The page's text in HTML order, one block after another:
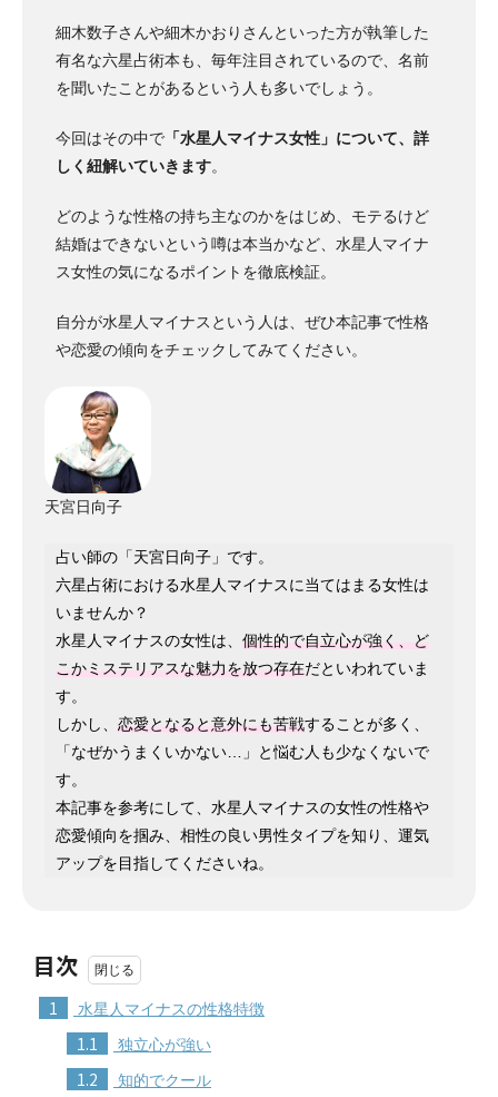
細木数子さんや細木かおりさんといった方が執筆した
有名な六星占術本も、毎年注目されているので、名前
を聞いたことがあるという人も多いでしょう。
今回はその中で 「水星人マイナス女性」について、詳
しく紐解いていきます。
どのような性格の持ち主なのかをはじめ、モテるけど
結婚はできないという噂は本当かなど、水星人マイナ
ス女性の気になるポイントを徹底検証。
自分が水星人マイナスという人は、ぜひ本記事で性格
や恋愛の傾向をチェックしてみてください。
天宮日向子
占い師の「天宮日向子」です。
六星占術における水星人マイナスに当てはまる女性は
いませんか？
水星人マイナスの女性は、 個性的で自立心が強く、ど
こかミステリアスな魅力を放つ存在だといわれていま
す。
しかし、 恋愛となると意外にも苦戦することが多く、
「なぜかうまくいかない…」と悩む人も少なくないで
す。
本記事を参考にして、水星人マイナスの女性の性格や
恋愛傾向を掴み、相性の良い男性タイプを知り、運気
アップを目指してくださいね。
目次
1 水星人マイナスの性格特徴
1.1 独立心が強い
1.2 知的でクール